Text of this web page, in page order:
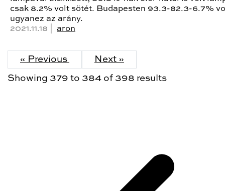
csak 8.2% volt sötét. Budapesten 93.3-82.3-6.7%
ugyanez az arány.
2021.11.18 | aron
« Previous Next »
Showing 379 to 384 of 398 results